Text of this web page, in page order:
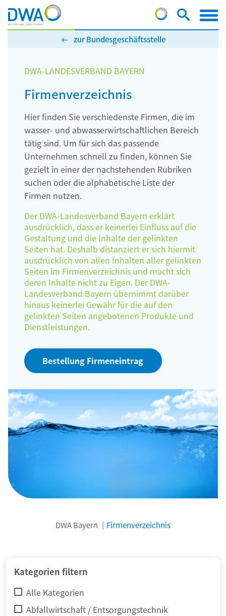
zur Bundesgeschäftsstelle
DWA-LANDESVERBAND BAYERN
Firmenverzeichnis
Hier finden Sie verschiedenste Firmen, die im
wasser- und abwasserwirtschaftlichen Bereich
tätig sind. Um für sich das passende
Unternehmen schnell zu finden, können Sie
gezielt in einer der nachstehenden Rubriken
suchen oder die alphabetische Liste der
Firmen nutzen.
Der DWA-Landesverband Bayern erklärt
ausdrücklich, dass er keinerlei Einfluss auf die
Gestaltung und die Inhalte der gelinkten
Seiten hat. Deshalb distanziert er sich hiermit
ausdrücklich von allen Inhalten aller gelinkten
Seiten im Firmenverzeichnis und macht sich
deren Inhalte nicht zu Eigen. Der DWA-
Landesverband Bayern übernimmt darüber
hinaus keinerlei Gewähr für die auf den
gelinkten Seiten angebotenen Produkte und
Dienstleistungen.
Bestellung Firmeneintrag
DWA Bayern Firmenverzeichnis
Kategorien filtern
Alle Kategorien
Abfallwirtschaft / Entsorgungstechnik